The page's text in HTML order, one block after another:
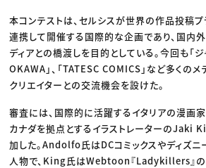
本コンテストは、セルシスが世界の作品投稿プ
連携して開催する国際的な企画であり、国内
ディアとの橋渡しを目的としている。今回も「
OKAWA」、「TATESC COMICS」など多くの
クリエイターとの交流機会を設けた。
審査には、国際的に活躍するイタリアの漫画
カナダを拠点とするイラストレーターのJaki
加した。Andolfo氏はDCコミックスやディズ
人物で、King氏はWebtoon『Ladykillers』